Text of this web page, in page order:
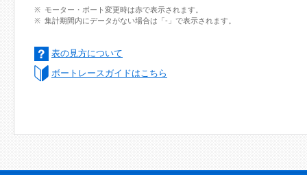
モーター・ボート変更時は赤で表示されます。
集計期間内にデータがない場合は「-」で表示されます。
表の見方について
ボートレースガイドはこちら